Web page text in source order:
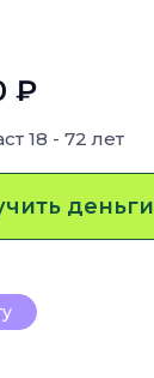
₽
18 - 72 лет
деньги